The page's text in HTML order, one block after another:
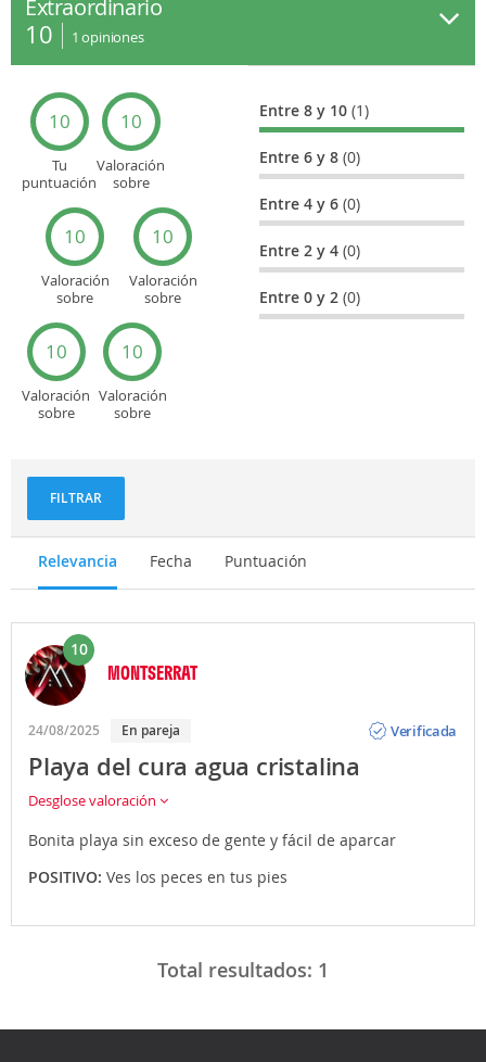
Extraordinario
10 1 opiniones
10
Tu
puntuación
10
Valoración
sobre
10
Valoración
sobre
10
Valoración
sobre
turísticos
10
Valoración
sobre
10
Valoración
sobre
Entre 8 y 10(1)
Entre 6 y 8(0)
Entre 4 y 6(0)
Entre 2 y 4(0)
Entre 0 y 2(0)
FILTRAR
Relevancia Fecha Puntuación
10
MONTSERRAT
24/08/2025 En pareja
Verificada
Playa del cura agua cristalina
Desglose valoración
Bonita playa sin exceso de gente y fácil de aparcar
POSITIVO: Ves los peces en tus pies
Total resultados: 1